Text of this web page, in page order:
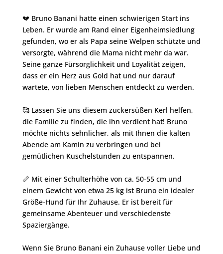
💔 Bruno Banani hatte einen schwierigen Start ins
Leben. Er wurde am Rand einer Eigenheimsiedlung
gefunden, wo er als Papa seine Welpen schützte und
versorgte, während die Mama nicht mehr da war.
Seine ganze Fürsorglichkeit und Loyalität zeigen,
dass er ein Herz aus Gold hat und nur darauf
wartete, von lieben Menschen entdeckt zu werden.
🥰 Lassen Sie uns diesem zuckersüßen Kerl helfen,
die Familie zu finden, die ihn verdient hat! Bruno
möchte nichts sehnlicher, als mit Ihnen die kalten
Abende am Kamin zu verbringen und bei
gemütlichen Kuschelstunden zu entspannen.
📏 Mit einer Schulterhöhe von ca. 50-55 cm und
einem Gewicht von etwa 25 kg ist Bruno ein idealer
Größe-Hund für Ihr Zuhause. Er ist bereit für
gemeinsame Abenteuer und verschiedenste
Spaziergänge.
Wenn Sie Bruno Banani ein Zuhause voller Liebe und